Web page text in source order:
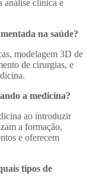
análise clínica e
na saúde?
modelagem 3D de
de cirurgias, e
a medicina?
ao introduzir
a formação,
e oferecem
tipos de